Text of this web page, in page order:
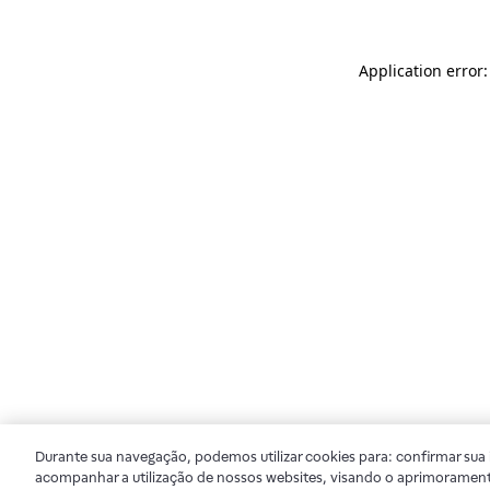
Application
Durante sua navegação, podemos utilizar cookies para: confirmar
acompanhar a utilização de nossos websites, visando o